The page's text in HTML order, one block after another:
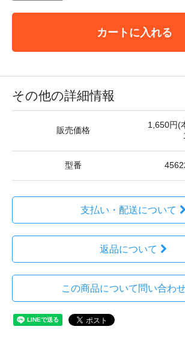
カートに入れる
その他の詳細情報
販売価格
1,650円(
型番
支払い・配送について
返品について
この商品について問い合わ